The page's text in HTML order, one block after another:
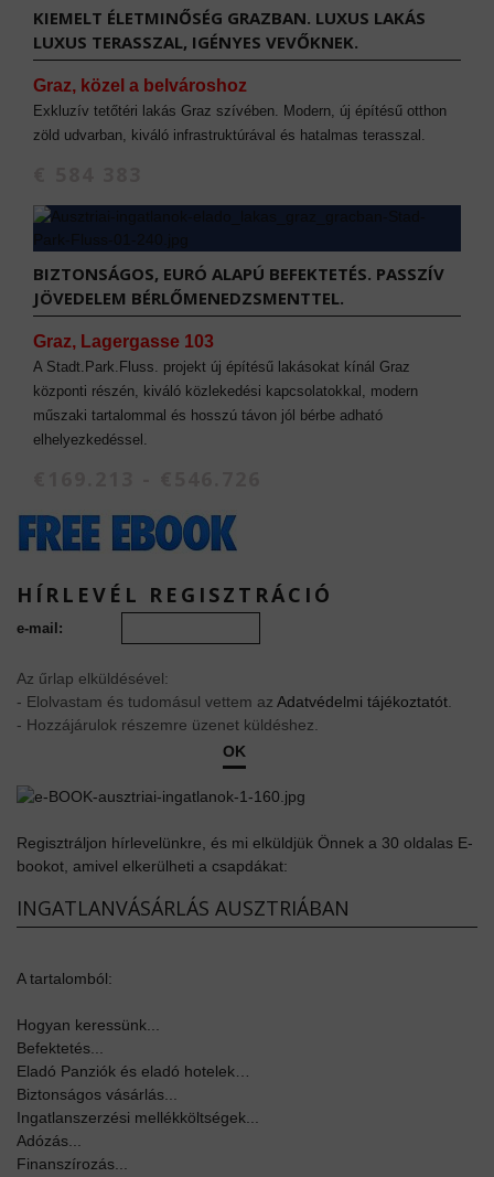
KIEMELT ÉLETMINŐSÉG GRAZBAN. LUXUS LAKÁS
LUXUS TERASSZAL, IGÉNYES VEVŐKNEK.
Graz, közel a belvároshoz
Exkluzív tetőtéri lakás Graz szívében. Modern, új építésű otthon
zöld udvarban, kiváló infrastruktúrával és hatalmas terasszal.
BIZTONSÁGOS, EURÓ ALAPÚ BEFEKTETÉS. PASSZÍV
JÖVEDELEM BÉRLŐMENEDZSMENTTEL.
Graz, Lagergasse 103
A Stadt.Park.Fluss. projekt új építésű lakásokat kínál Graz
központi részén, kiváló közlekedési kapcsolatokkal, modern
műszaki tartalommal és hosszú távon jól bérbe adható
elhelyezkedéssel.
HÍRLEVÉL REGISZTRÁCIÓ
e-mail:
Az űrlap elküldésével:
- Elolvastam és tudomásul vettem az Adatvédelmi tájékoztatót.
- Hozzájárulok részemre üzenet küldéshez.
OK
Regisztráljon hírlevelünkre, és mi elküldjük Önnek a 30 oldalas E-
bookot, amivel elkerülheti a csapdákat:
INGATLANVÁSÁRLÁS AUSZTRIÁBAN
A tartalomból:
Hogyan keressünk...
Befektetés...
Eladó Panziók és eladó hotelek…
Biztonságos vásárlás...
Ingatlanszerzési mellékköltségek...
Adózás...
Finanszírozás...